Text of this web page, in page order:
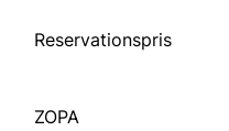
Reservationspris
ZOPA